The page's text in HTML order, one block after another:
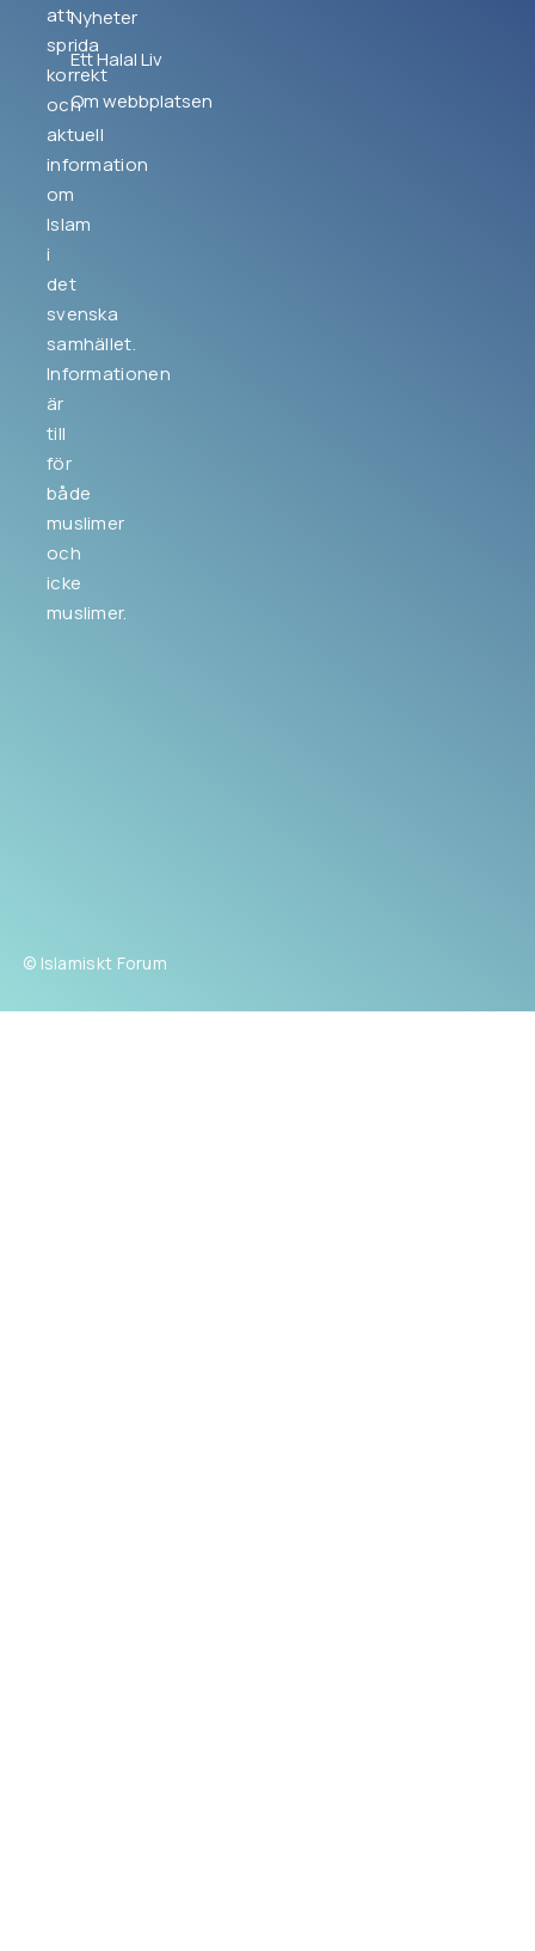
att
sprida
korrekt
och
aktuell
information
om
Islam
i
det
svenska
samhället.
Informationen
är
till
för
både
muslimer
och
icke
muslimer.
Nyheter
Ett Halal Liv
Om webbplatsen
© Islamiskt Forum